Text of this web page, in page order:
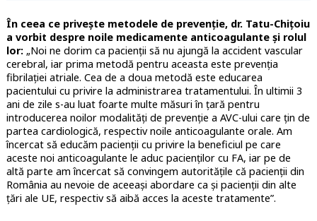
În ceea ce privește metodele de prevenție, dr. Tatu-Chițoiu
a vorbit despre noile medicamente anticoagulante și rolul
lor:„Noi ne dorim ca pacienții să nu ajungă la accident vascular
cerebral, iar prima metodă pentru aceasta este prevenția
fibrilației atriale. Cea de a doua metodă este educarea
pacientului cu privire la administrarea tratamentului. În ultimii 3
ani de zile s-au luat foarte multe măsuri în țară pentru
introducerea noilor modalități de prevenție a AVC-ului care țin de
partea cardiologică, respectiv noile anticoagulante orale. Am
încercat să educăm pacienții cu privire la beneficiul pe care
aceste noi anticoagulante le aduc pacienților cu FA, iar pe de
altă parte am încercat să convingem autoritățile că pacienții din
România au nevoie de aceeași abordare ca și pacienții din alte
țări ale UE, respectiv să aibă acces la aceste tratamente”.